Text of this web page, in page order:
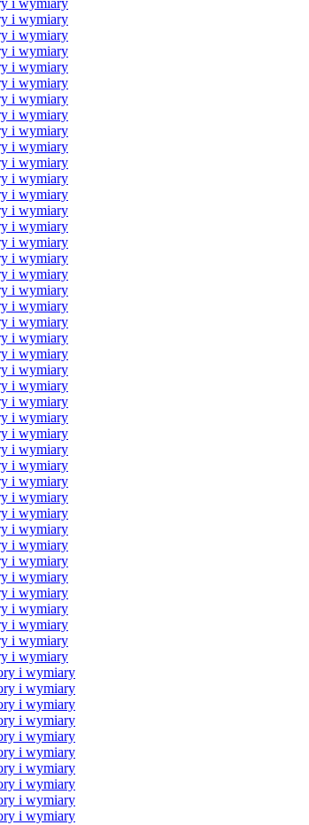
i wymiary
i wymiary
i wymiary
i wymiary
i wymiary
i wymiary
i wymiary
i wymiary
i wymiary
i wymiary
i wymiary
i wymiary
i wymiary
i wymiary
i wymiary
i wymiary
i wymiary
i wymiary
i wymiary
i wymiary
i wymiary
i wymiary
i wymiary
i wymiary
i wymiary
i wymiary
i wymiary
i wymiary
i wymiary
i wymiary
i wymiary
i wymiary
i wymiary
i wymiary
i wymiary
i wymiary
i wymiary
i wymiary
i wymiary
i wymiary
i wymiary
i wymiary
i wymiary
i wymiary
i wymiary
i wymiary
i wymiary
i wymiary
i wymiary
i wymiary
i wymiary
i wymiary